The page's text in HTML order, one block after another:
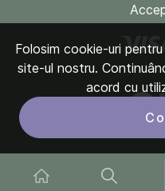
Folosim cookie-uri
site-ul nostru.
acord cu